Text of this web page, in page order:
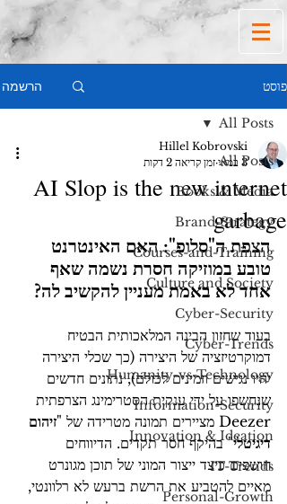
פוסט הרשמה
All Posts
Books & Media
Brand-Strategy
Courses-and-Training
Culture and Society
Cyber-Security
Cyber-Trends
Humanity-vs-Technology
Information-Security
Innovation & Ideation
IT-Trends
Personal-Growth
All Posts
AI Slop is the new internet
garbage
Hillel Kobrovski
3 במאי
זמן קריאה 2 דקות
הצפת ה"סלופ": האם האינטרנט
טובע במוזיקה חסרת נשמה שאף
אחד לא באמת מעניין להקשיב לה?
בעוד שחזון הבינה המלאכותית הבטיח
דמוקרטיזציה של היצירה (כך שכלי היצירה
יהיו נגישים וזמינים לכולם), נתונים חדשים
שנחשפו על ידי ענקית הסטרימינג הצרפתית
Deezer מציירים תמונה מטרידה של "
זיהום
דיגיטלי" בהיקף חסר תקדים. הדיווחים
חושפים כיצד ייצור המוני של תוכן מגונרט
מאיים להטביע את הרשת ברעש לא רלוונטי,